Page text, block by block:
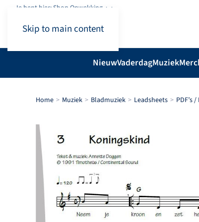
Skip to main content
Je bent hier: Shop.Opwekking
NieuwVaderdagMuziek
Home Muziek Bladmuziek Leadsheets PDF’s